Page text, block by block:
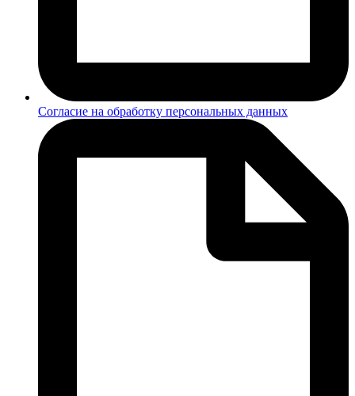
Согласие на обработку персональных данных